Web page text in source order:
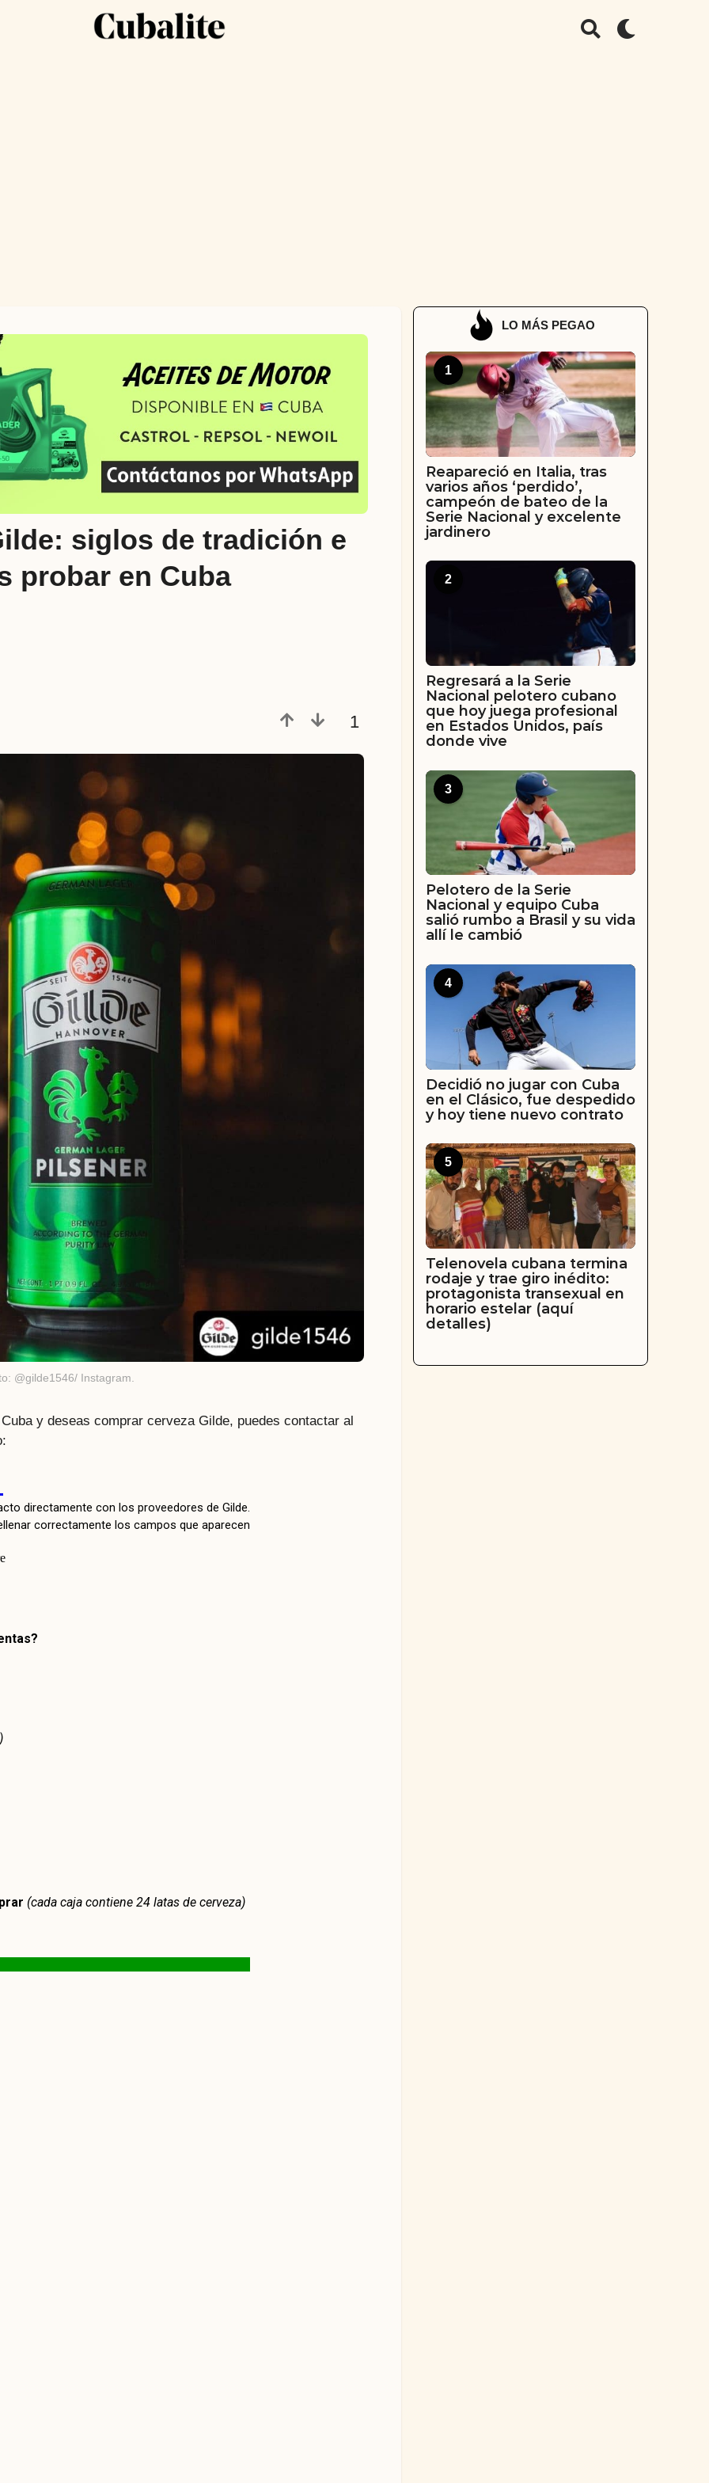
siglos de tradición e
probar en Cuba
1
@gilde1546/ Instagram.
y deseas comprar cerveza Gilde, puedes contactar al
LO MÁS PEGAO
1
Reapareció en Italia, tras
varios años ‘perdido’,
campeón de bateo de la
Serie Nacional y excelente
jardinero
2
Regresará a la Serie
Nacional pelotero cubano
que hoy juega profesional
en Estados Unidos, país
donde vive
3
Pelotero de la Serie
Nacional y equipo Cuba
salió rumbo a Brasil y su vida
allí le cambió
4
Decidió no jugar con Cuba
en el Clásico, fue despedido
y hoy tiene nuevo contrato
5
Telenovela cubana termina
rodaje y trae giro inédito:
protagonista transexual en
horario estelar (aquí
detalles)